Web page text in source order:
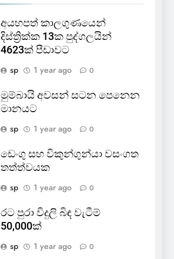
අයහපත් කාලගුණයෙන්
දිස්ත්‍රික්ක 13ක පුද්ගලයින්
4623ක් පීඩාවට
sp
1 year ago 0
මුම්බායි අවසන් සටන පෙනෙන
මානයට
sp
1 year ago 0
ඩෙංගු සහ විකුන්ගුන්යා වසංගත
තත්ත්වයක
sp
1 year ago 0
රට පුරා විදුලි බිඳ වැටීම්
50,000ක්
sp
1 year ago 0